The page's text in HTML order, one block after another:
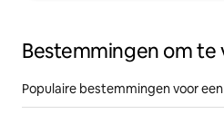
Bestemmingen om te
Populaire bestemmingen voor